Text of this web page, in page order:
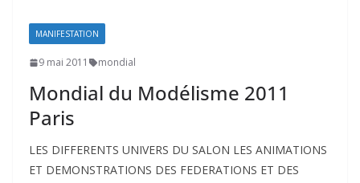
MANIFESTATION
9 mai 2011 mondial
Mondial du Modélisme 2011
Paris
LES DIFFERENTS UNIVERS DU SALON LES ANIMATIONS
ET DEMONSTRATIONS DES FEDERATIONS ET DES